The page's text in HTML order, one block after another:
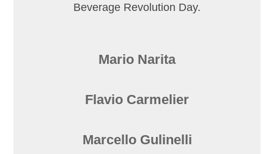
Beverage Revolution Day.
Mario Narita
Flavio Carmelier
Marcello Gulinelli